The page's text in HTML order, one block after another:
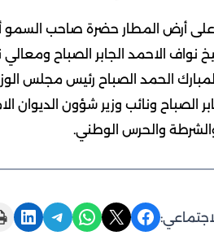
أرض المطار حضرة صاحب السمو
نواف الاحمد الجابر الصباح
الحمد الصباح رئيس مجلس
الصباح ونائب وزير شؤون الديوان
والحرس الوطني.
Share on Facebook
Share on X
Share on WhatsApp
Share on Telegram
Share on LinkedIn
Page